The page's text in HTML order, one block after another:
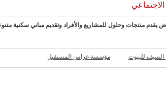
منتجات وحلول للمشاريع والأفراد وتقديم مباني سكنية
للبيوت
مؤسسة غراس المستقبل